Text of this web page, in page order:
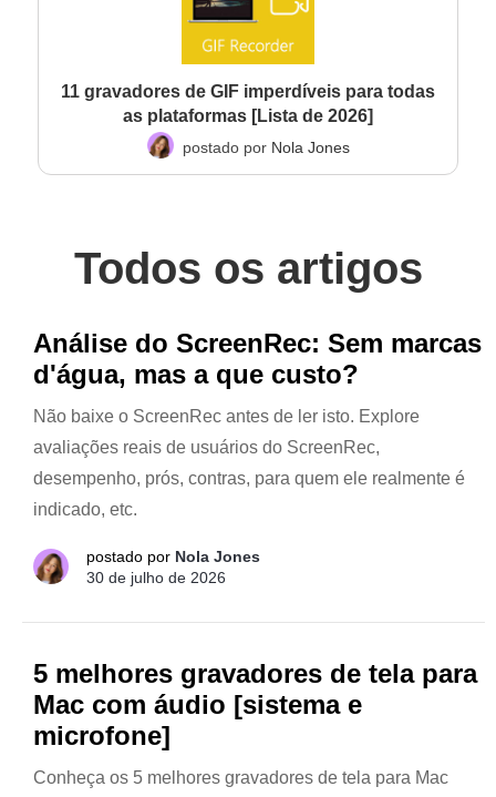
11 gravadores de GIF imperdíveis para todas
as plataformas [Lista de 2026]
postado por Nola Jones
Todos os artigos
Análise do ScreenRec: Sem marcas
d'água, mas a que custo?
Não baixe o ScreenRec antes de ler isto. Explore
avaliações reais de usuários do ScreenRec,
desempenho, prós, contras, para quem ele realmente é
indicado, etc.
postado por Nola Jones
30 de julho de 2026
5 melhores gravadores de tela para
Mac com áudio [sistema e
microfone]
Conheça os 5 melhores gravadores de tela para Mac